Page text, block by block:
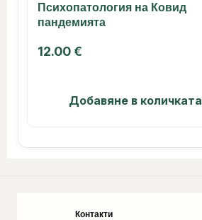
Психопатология на Ковид
пандемията
12.00€
Добавяне в количката
Контакти